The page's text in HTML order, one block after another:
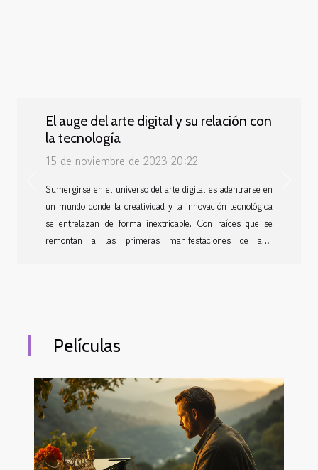
El auge del arte digital y su relación con
la tecnología
15 de noviembre de 2023 20:22
Sumergirse en el universo del arte digital es adentrarse en
un mundo donde la creatividad y la innovación tecnológica
se entrelazan de forma inextricable. Con raíces que se
remontan a las primeras manifestaciones de arte
entre el arte y la tecnología nunca ha sido tan estrecha, y
Previous
Películas